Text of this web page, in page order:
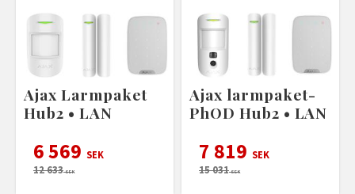
Ajax Larmpaket
Hub2 • LAN
6 569 SEK
12 633SEK
Ajax larmpaket-
PhOD Hub2 • LAN
7 819 SEK
15 031SEK